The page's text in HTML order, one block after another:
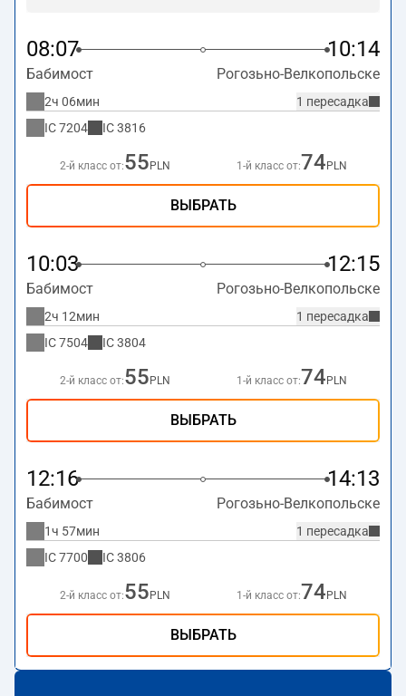
08:07 10:14
Бабимост Рогозьно-Велкопольске
1 пересадка
2ч 06мин
IC7204 IC3816
2-й класс от:55 PLN 1-й класс от:74 PLN
ВЫБРАТЬ
10:03 12:15
Бабимост Рогозьно-Велкопольске
1 пересадка
2ч 12мин
IC7504 IC3804
2-й класс от:55 PLN 1-й класс от:74 PLN
ВЫБРАТЬ
12:16 14:13
Бабимост Рогозьно-Велкопольске
1 пересадка
1ч 57мин
IC7700 IC3806
2-й класс от:55 PLN 1-й класс от:74 PLN
ВЫБРАТЬ